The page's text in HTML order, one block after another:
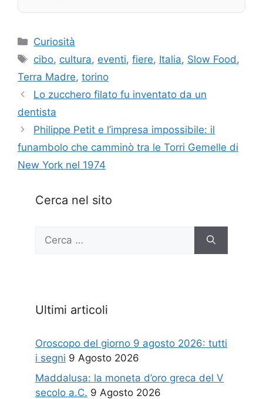
Categorie
Curiosità
Tag
cibo, cultura, eventi,fiere, Italia, Slow Food,
Terra Madre, torino
Lo zucchero filato fu inventato da un
dentista
Philippe Petit e l’impresa impossibile: il
funambolo che camminò tra le Torri Gemelle di
New York nel 1974
Cerca nel sito
Ricerca
Ultimi articoli
Oroscopo del giorno 9 agosto 2026: tutti
i segni 9 Agosto 2026
Maddalusa: la moneta d’oro greca del V
secolo a.C. 9 Agosto 2026